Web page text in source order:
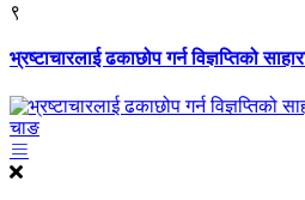
९
भ्रष्टाचारलाई ढकाछोप गर्न विज्ञप्तिको